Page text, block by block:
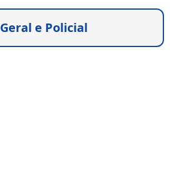
Geral e Policial